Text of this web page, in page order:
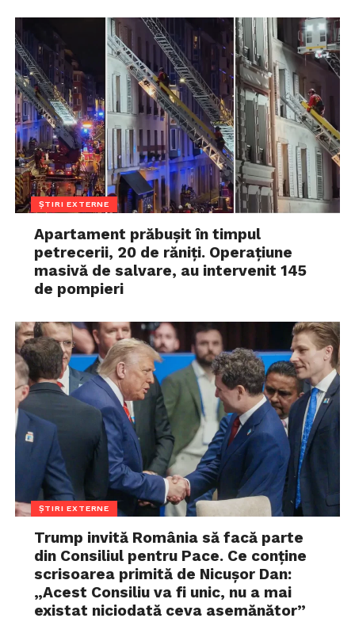
ȘTIRI EXTERNE
Apartament prăbușit în timpul
petrecerii, 20 de răniți. Operațiune
masivă de salvare, au intervenit 145
de pompieri
ȘTIRI EXTERNE
Trump invită România să facă parte
din Consiliul pentru Pace. Ce conține
scrisoarea primită de Nicușor Dan:
„Acest Consiliu va fi unic, nu a mai
existat niciodată ceva asemănător”